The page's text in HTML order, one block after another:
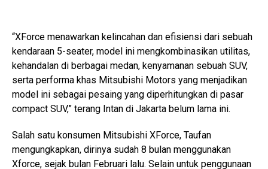
“XForce menawarkan kelincahan dan efisiensi dari sebuah
kendaraan 5-seater, model ini mengkombinasikan utilitas,
kehandalan di berbagai medan, kenyamanan sebuah SUV,
serta performa khas Mitsubishi Motors yang menjadikan
model ini sebagai pesaing yang diperhitungkan di pasar
compact SUV,” terang Intan di Jakarta belum lama ini.
Salah satu konsumen Mitsubishi XForce, Taufan
mengungkapkan, dirinya sudah 8 bulan menggunakan
Xforce, sejak bulan Februari lalu. Selain untuk penggunaan